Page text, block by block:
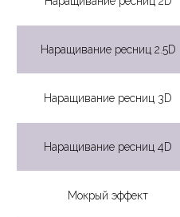
Наращивание ресниц 2.5D
Наращивание ресниц 3D
Наращивание ресниц 4D
Мокрый эффект